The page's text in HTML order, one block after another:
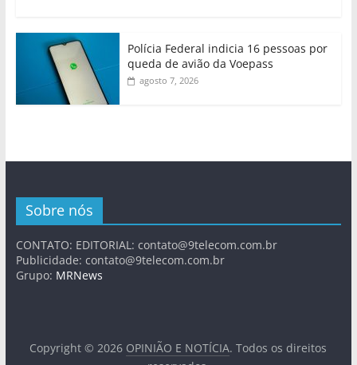
Polícia Federal indicia 16 pessoas por
queda de avião da Voepass
agosto 7, 2026
Sobre nós
CONTATO: EDITORIAL: contato@9telecom.com.br
Publicidade: contato@9telecom.com.br
Grupo: MRNews
Copyright © 2026 OPINIÃO E NOTÍCIA. Todos os direitos